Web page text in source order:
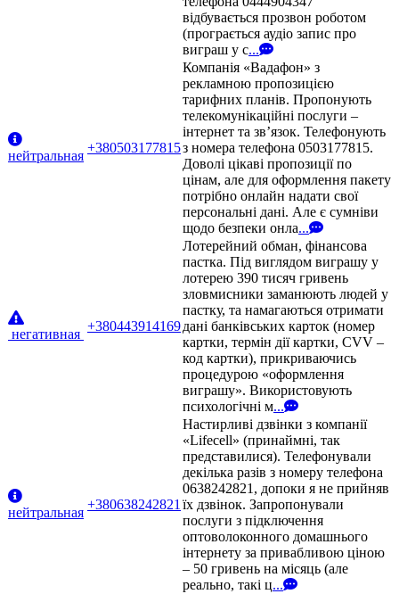
відбувається прозвон роботом
(програється аудіо запис про
виграш у с...
нейтральная
+380503177815
Компанія «Вадафон» з
рекламною пропозицією
тарифних планів. Пропонують
телекомунікаційні послуги –
інтернет та зв’язок. Телефонують
з номера телефона 0503177815.
Доволі цікаві пропозиції по
цінам, але для оформлення пакету
потрібно онлайн надати свої
персональні дані. Але є сумніви
щодо безпеки онла...
негативная
+380443914169
Лотерейний обман, фінансова
пастка. Під виглядом виграшу у
лотерею 390 тисяч гривень
зловмисники заманюють людей у
пастку, та намагаються отримати
дані банківських карток (номер
картки, термін дії картки, CVV –
код картки), прикриваючись
процедурою «оформлення
виграшу». Використовують
психологічні м...
нейтральная
+380638242821
Настирливі дзвінки з компанії
«Lifecell» (принаймні, так
представилися). Телефонували
декілька разів з номеру телефона
0638242821, допоки я не прийняв
їх дзвінок. Запропонували
послуги з підключення
оптоволоконного домашнього
інтернету за привабливою ціною
– 50 гривень на місяць (але
реально, такі ц...